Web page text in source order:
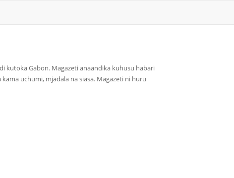
kutoka Gabon. Magazeti anaandika kuhusu habari
uchumi, mjadala na siasa. Magazeti ni huru